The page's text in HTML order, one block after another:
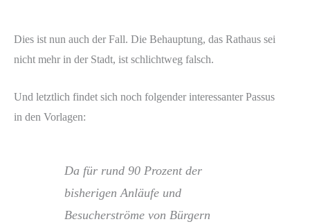
Dies ist nun auch der Fall. Die Behauptung, das Rathaus sei
nicht mehr in der Stadt, ist schlichtweg falsch.
Und letztlich findet sich noch folgender interessanter Passus
in den Vorlagen:
Da für rund 90 Prozent der
bisherigen Anläufe und
Besucherströme von Bürgern